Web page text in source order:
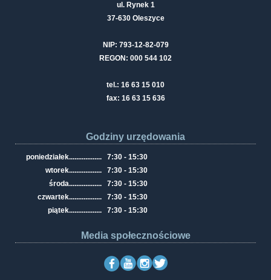
ul. Rynek 1
37-630 Oleszyce
NIP: 793-12-82-079
REGON: 000 544 102
tel.: 16 63 15 010
fax: 16 63 15 636
Godziny urzędowania
poniedziałek..................
7:30 - 15:30
wtorek..................
7:30 - 15:30
środa..................
7:30 - 15:30
czwartek..................
7:30 - 15:30
piątek.................. 7:30 - 15:30
Media społecznościowe